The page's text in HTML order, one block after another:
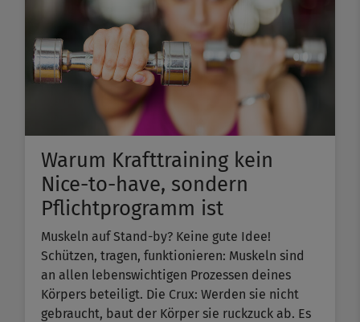
Warum Krafttraining kein
Nice-to-have, sondern
Pflichtprogramm ist
Muskeln auf Stand-by? Keine gute Idee!
Schützen, tragen, funktionieren: Muskeln sind
an allen lebenswichtigen Prozessen deines
Körpers beteiligt. Die Crux: Werden sie nicht
gebraucht, baut der Körper sie ruckzuck ab. Es